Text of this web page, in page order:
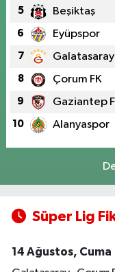
5 Beşiktaş
6 Eyüpspor
7 Galatasaray
8 Çorum FK
9 Gaziantep
10 Alanyaspor
Süper Lig
14 Ağustos, Cuma